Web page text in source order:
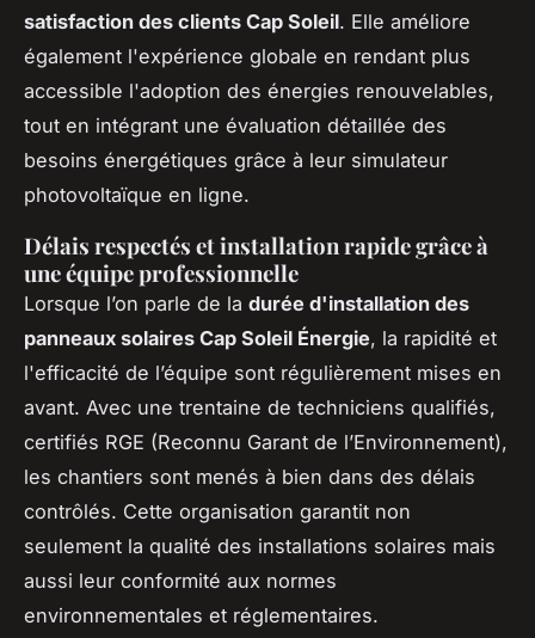
satisfaction des clients Cap Soleil. Elle améliore
également l'expérience globale en rendant plus
accessible l'adoption des énergies renouvelables,
tout en intégrant une évaluation détaillée des
besoins énergétiques grâce à leur simulateur
photovoltaïque en ligne.
Délais respectés et installation rapide grâce à
une équipe professionnelle
Lorsque l’on parle de la durée d'installation des
panneaux solaires Cap Soleil Énergie, la rapidité et
l'efficacité de l’équipe sont régulièrement mises en
avant. Avec une trentaine de techniciens qualifiés,
certifiés RGE (Reconnu Garant de l’Environnement),
les chantiers sont menés à bien dans des délais
contrôlés. Cette organisation garantit non
seulement la qualité des installations solaires mais
aussi leur conformité aux normes
environnementales et réglementaires.